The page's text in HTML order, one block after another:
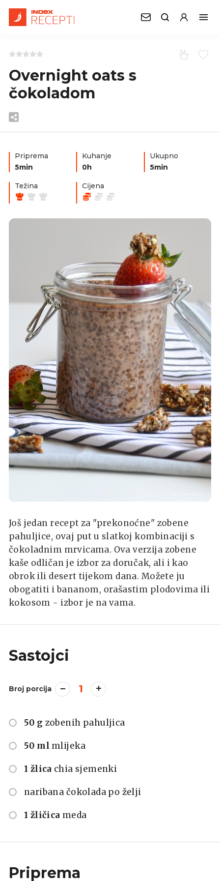
Overnight oats s
čokoladom
Priprema
5min
Kuhanje
0h
Ukupno
5min
Težina Cijena
Još jedan recept za "prekonoćne" zobene
pahuljice, ovaj put u slatkoj kombinaciji s
čokoladnim mrvicama. Ova verzija zobene
kaše odličan je izbor za doručak, ali i kao
obrok ili desert tijekom dana. Možete ju
obogatiti i bananom, orašastim plodovima ili
kokosom - izbor je na vama.
Sastojci
Broj porcija 1
50 g zobenih pahuljica
50 ml mlijeka
1 žlica chia sjemenki
naribana čokolada po želji
1 žličica meda
Priprema